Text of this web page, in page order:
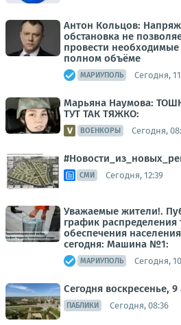
Антон Кольцов:
обстановка не
провести
полном объёме
МАРИУПОЛЬ Сегодня,
Марьяна Наумова:
ТУТ ТАК ТЯЖКО:
ВОЕНКОРЫ Сегодня,
СМИ Сегодня, 12:39
Уважаемые жители!.
график распределения
обеспечения
сегодня: Машина №1:
МАРИУПОЛЬ Сегодня,
Сегодня воскресенье, 9
ПАБЛИКИ Сегодня, 08:36